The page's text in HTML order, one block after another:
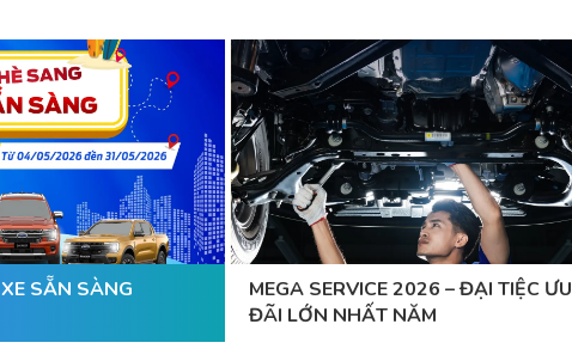
SẴN SÀNG
MEGA SERVICE 2026 – ĐẠI TIỆC ƯU
ĐÃI LỚN NHẤT NĂM